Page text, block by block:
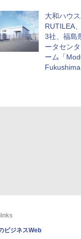
大和ハウス
RUTILEA
3社、福島
ータセン
ーム「
ビジネスWeb